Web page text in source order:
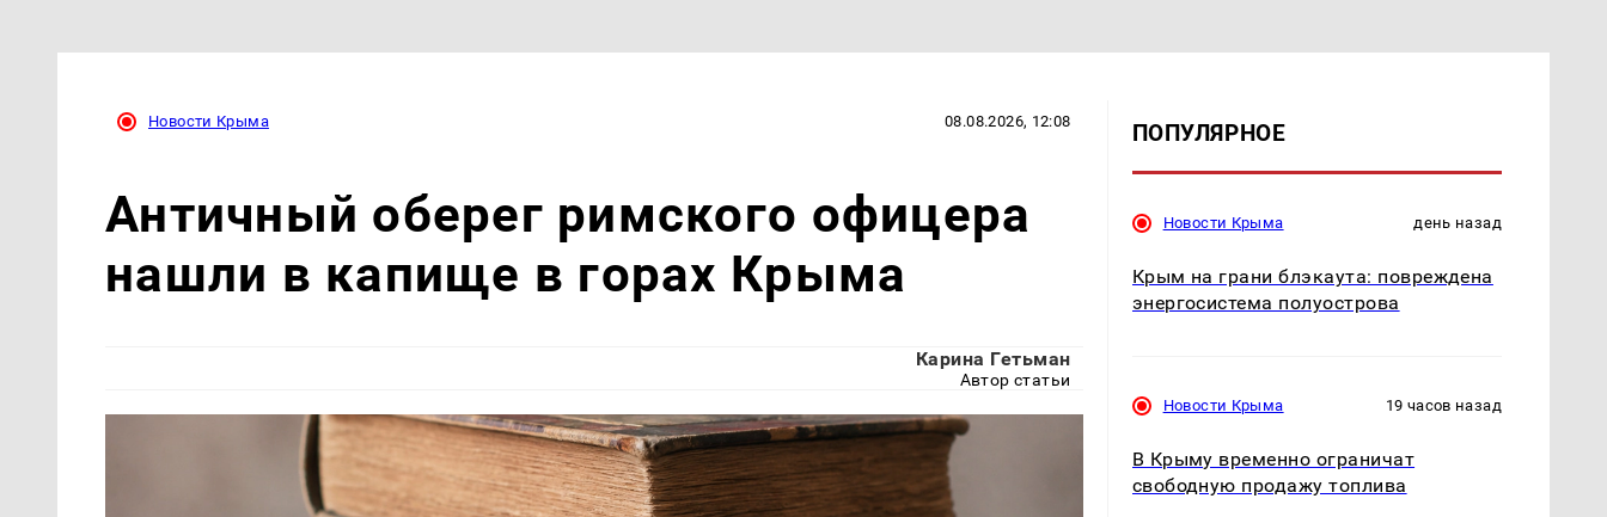
Новости Крыма 08.08.2026, 12:08
Античный оберег римского офицера
нашли в капище в горах Крыма
Карина Гетьман
Автор статьи
ПОПУЛЯРНОЕ
Новости Крыма день назад
Крым на грани блэкаута: повреждена
энергосистема полуострова
Новости Крыма 19 часов назад
В Крыму временно ограничат
свободную продажу топлива